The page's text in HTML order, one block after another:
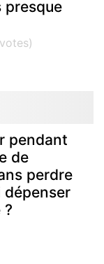
presque
pendant
de
perdre
dépenser
?